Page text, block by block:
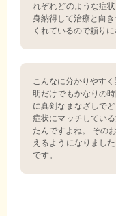
れぞれどのような症
身納得して治療と向
くれているので頼りに
こんなに分かりやす
明だけでもかなりの
に真剣なまなざしで
症状にマッチしてい
たんですよね。 その
えるようになりまし
です。